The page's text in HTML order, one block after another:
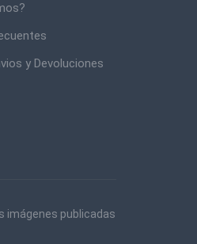
y Devoluciones
imágenes publicadas